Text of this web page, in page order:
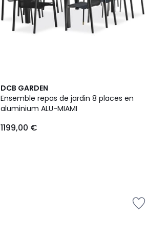
DCB GARDEN
Ensemble repas de jardin 8 places en
aluminium ALU-MIAMI
1199,00 €